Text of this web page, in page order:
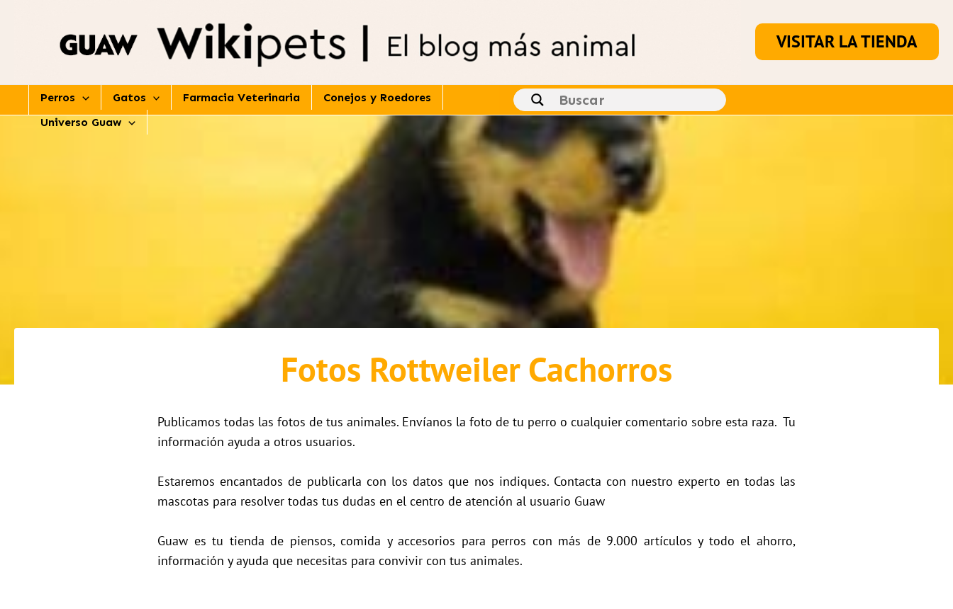
VISITAR LA TIENDA
Perros Gatos Farmacia Veterinaria
Conejos y Roedores
Universo Guaw
Fotos Rottweiler Cachorros
Publicamos todas las fotos de tus animales. Envíanos la foto de tu perro o cualquier comentario sobre esta raza. Tu
información ayuda a otros usuarios.
Estaremos encantados de publicarla con los datos que nos indiques. Contacta con nuestro experto en todas las
mascotas para resolver todas tus dudas en el centro de atención al usuario Guaw
Guaw es tu tienda de piensos, comida y accesorios para perros con más de 9.000 artículos y todo el ahorro,
información y ayuda que necesitas para convivir con tus animales.